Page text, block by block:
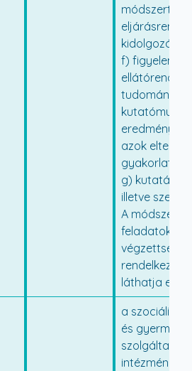
f)
tudományos
kutatómunka
azok
gyakorlati
g)
illetve
A
feladatokat
rendelkező
láthatja el.
a szociális,
és
szolgáltatók,
intézmények